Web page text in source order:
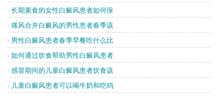
· 长期素食的女性白癜风患者如何保
· 痛风合并白癜风的男性患者春季该
· 男性白癜风患者春季早餐吃什么比
· 如何通过饮食帮助男性白癜风患者
· 感冒期间的儿童白癜风患者饮食该
· 儿童白癜风患者可以喝牛奶和吃鸡